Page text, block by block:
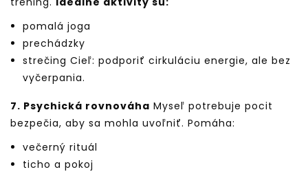
pomalá joga
prechádzky
strečing Cieľ: podporiť cirkuláciu energie, ale bez
vyčerpania.
7. Psychická rovnováha Myseľ potrebuje pocit
bezpečia, aby sa mohla uvoľniť. Pomáha:
večerný rituál
ticho a pokoj